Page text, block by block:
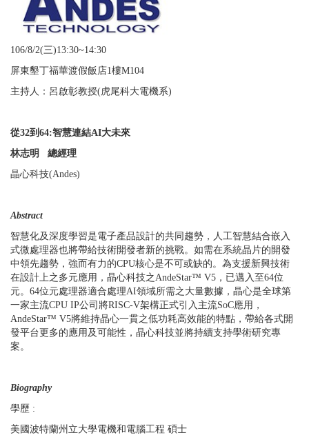
106/8/2(三)13:30~14:30
屏東墾丁福華渡假飯店1樓M104
主持人：呂啟彰教授(虎尾科大電機系)
從32到 64:智慧連結AI大未來
林志明
總經理
晶心科技(Andes)
Abstract
智慧化及深度學習是電子產品設計的共同趨勢，人工智慧結合嵌入
式微處理器也將帶給技術開發者新的挑戰。如需在系統晶片的開發
中領先趨勢，強而有力的CPU核心是不可或缺的。為支援新興技術
在設計上之多元應用，晶心科技之AndeStar™ V5 ，已邁入至64位
元。 64位元處理器適合處理AI領域所需之大量數據，晶心是全球第
一家主流CPU IP公司將RISC-V架構正式引入主流SoC應用，
AndeStar™ V5將維持晶心一貫之低功耗高效能的特點，帶給各式開
發平台更多的應用及可能性，晶心科技並將持續支持學術研究專
案。
Biography
學歷 :
美國波特蘭州立大學電機和電腦工程 碩士